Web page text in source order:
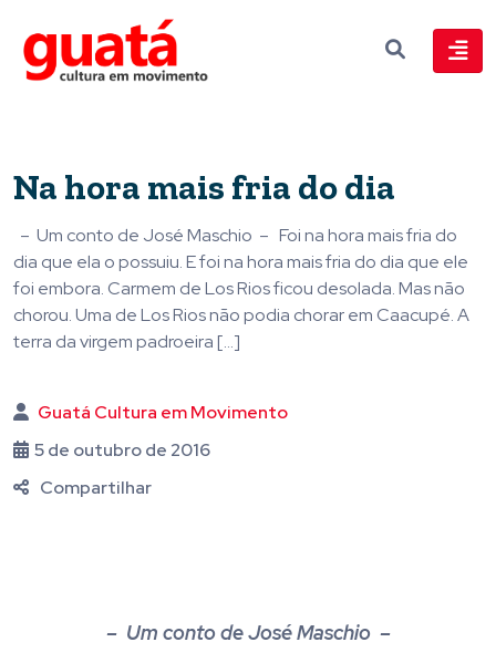
Na hora mais fria do dia
– Um conto de José Maschio – Foi na hora mais fria do
dia que ela o possuiu. E foi na hora mais fria do dia que ele
foi embora. Carmem de Los Rios ficou desolada. Mas não
chorou. Uma de Los Rios não podia chorar em Caacupé. A
terra da virgem padroeira […]
Guatá Cultura em Movimento
5 de outubro de 2016
Compartilhar
– Um conto de José Maschio –